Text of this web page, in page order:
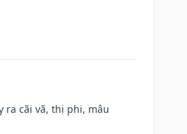
ra cãi vã, thị phi, mâu